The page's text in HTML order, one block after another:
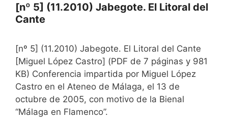
[nº 5] (11.2010) Jabegote. El Litoral del
Cante
[nº 5] (11.2010) Jabegote. El Litoral del Cante
[Miguel López Castro] (PDF de 7 páginas y 981
KB) Conferencia impartida por Miguel López
Castro en el Ateneo de Málaga, el 13 de
octubre de 2005, con motivo de la Bienal
“Málaga en Flamenco”.